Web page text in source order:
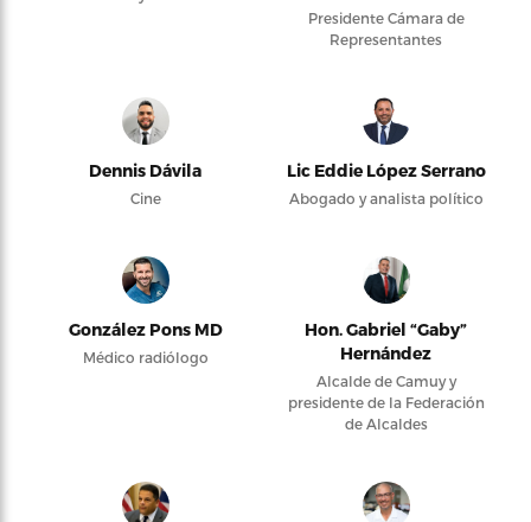
Presidente Cámara de
Representantes
Dennis Dávila
Cine
Lic Eddie López Serrano
Abogado y analista político
González Pons MD
Médico radiólogo
Hon. Gabriel “Gaby”
Hernández
Alcalde de Camuy y
presidente de la Federación
de Alcaldes